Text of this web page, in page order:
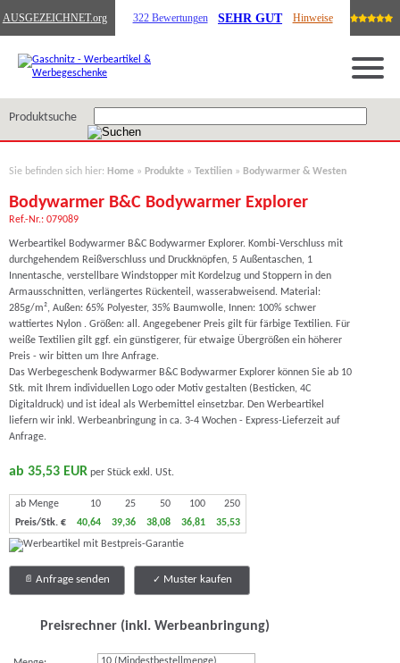
AUSGEZEICHNET.org 322 Bewertungen SEHR GUT Hinweise
Produktsuche
Sie befinden sich hier: Home » Produkte » Textilien » Bodywarmer & Westen
Bodywarmer B&C Bodywarmer Explorer
Ref.-Nr.: 079089
Werbeartikel Bodywarmer B&C Bodywarmer Explorer. Kombi-Verschluss mit
durchgehendem Reißverschluss und Druckknöpfen, 5 Außentaschen, 1
Innentasche, verstellbare Windstopper mit Kordelzug und Stoppern in den
Armausschnitten, verlängertes Rückenteil, wasserabweisend. Material:
285g/m², Außen: 65% Polyester, 35% Baumwolle, Innen: 100% schwer
wattiertes Nylon . Größen: all. Angegebener Preis gilt für färbige Textilien. Für
weiße Textilien gilt ggf. ein günstigerer, für etwaige Übergrößen ein höherer
Preis - wir bitten um Ihre Anfrage.
Das Werbegeschenk Bodywarmer B&C Bodywarmer Explorer können Sie ab 10
Stk. mit Ihrem individuellen Logo oder Motiv gestalten (Besticken, 4C
Digitaldruck) und ist ideal als Werbemittel einsetzbar. Den Werbeartikel
liefern wir inkl. Werbeanbringung in ca. 3-4 Wochen - Express-Lieferzeit auf
Anfrage.
ab 35,53 EUR per Stück exkl. USt.
ab Menge 10 25 50 100
250
Preis/Stk. €
40,64 39,36 38,08 36,81 35,53
Anfrage senden Muster kaufen
Preisrechner (inkl. Werbeanbringung)